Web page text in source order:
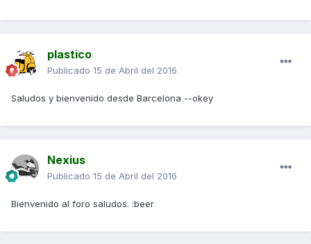
plastico
Publicado 15 de Abril del 2016
Saludos y bienvenido desde Barcelona --okey
Nexius
Publicado 15 de Abril del 2016
Bienvenido al foro saludos. :beer